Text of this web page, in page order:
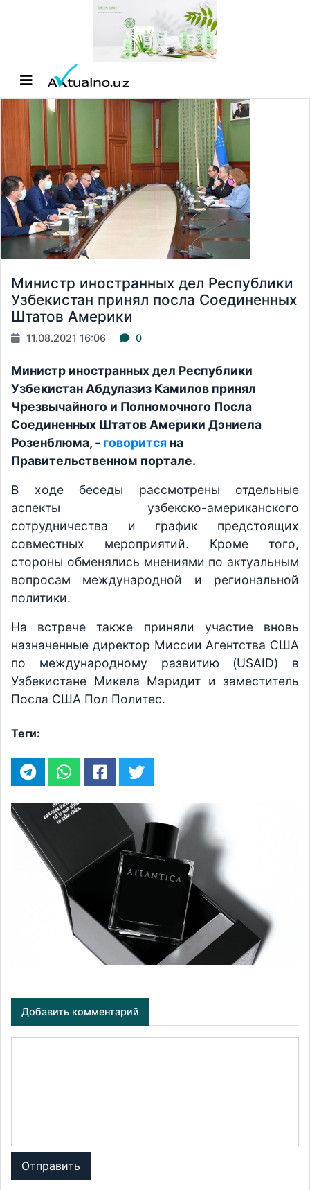
Министр иностранных дел Республики
Узбекистан принял посла Соединенных
Штатов Америки
11.08.2021 16:06 0
Министр иностранных дел Республики
Узбекистан Абдулазиз Камилов принял
Чрезвычайного и Полномочного Посла
Соединенных Штатов Америки Дэниела
Розенблюма, - говорится на
Правительственном портале.
В ходе беседы рассмотрены отдельные
аспекты узбекско-американского
сотрудничества и график предстоящих
совместных мероприятий. Кроме того,
стороны обменялись мнениями по актуальным
вопросам международной и региональной
политики.
На встрече также приняли участие вновь
назначенные директор Миссии Агентства США
по международному развитию (USAID) в
Узбекистане Микела Мэридит и заместитель
Посла США Пол Политес.
Теги:
Добавить комментарий
Отправить